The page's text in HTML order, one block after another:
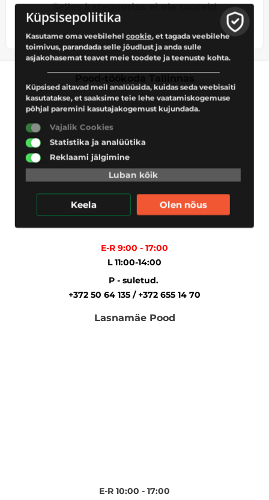
Selles kategoorias ei ole tooteid
E-R 9:00 - 17:00
L 11:00-14:00
P - suletud.
+372 50 64 135 / +372 655 14 70
Lasnamäe Pood
E-R 10:00 - 17:00
Küpsisepoliitika
Kasutame oma veebilehel cookie, et tagada veebilehe
toimivus, parandada selle jõudlust ja anda sulle
asjakohasemat teavet meie toodete ja teenuste kohta.
Küpsised aitavad meil analüüsida, kuidas seda veebisaiti
kasutatakse, et saaksime teie lehe vaatamiskogemuse
põhjal paremini kasutajakogemust kujundada.
Vajalik Cookies
Statistika ja analüütika
Reklaami jälgimine
Luban kõik
Keela Olen nõus